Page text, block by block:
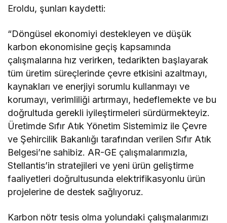
Eroldu, şunları kaydetti:
“Döngüsel ekonomiyi destekleyen ve düşük
karbon ekonomisine geçiş kapsamında
çalışmalarına hız verirken, tedarikten başlayarak
tüm üretim süreçlerinde çevre etkisini azaltmayı,
kaynakları ve enerjiyi sorumlu kullanmayı ve
korumayı, verimliliği artırmayı, hedeflemekte ve bu
doğrultuda gerekli iyileştirmeleri sürdürmekteyiz.
Üretimde Sıfır Atık Yönetim Sistemimiz ile Çevre
ve Şehircilik Bakanlığı tarafından verilen Sıfır Atık
Belgesi’ne sahibiz. AR-GE çalışmalarımızla,
Stellantis’in stratejileri ve yeni ürün geliştirme
faaliyetleri doğrultusunda elektrifikasyonlu ürün
projelerine de destek sağlıyoruz.
Karbon nötr tesis olma yolundaki çalışmalarımızı